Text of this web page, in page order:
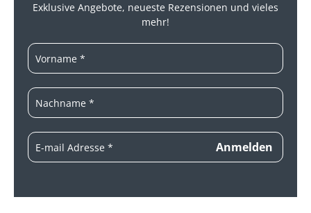
Exklusive Angebote, neueste Rezensionen und vieles
mehr!